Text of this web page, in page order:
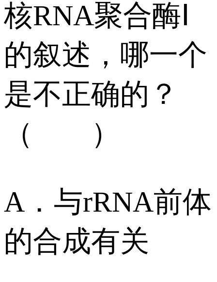
核RNA聚合酶Ⅰ
的叙述，哪一个
是不正确的？
（ ）
A．与rRNA前体
的合成有关